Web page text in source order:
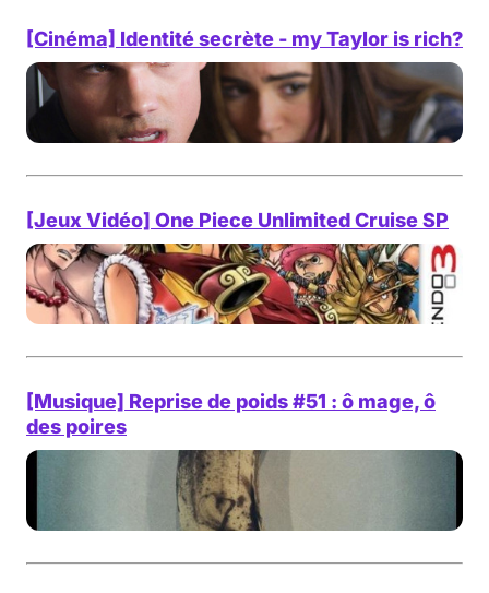
[Cinéma] Identité secrète - my Taylor is rich?
[Jeux Vidéo] One Piece Unlimited Cruise SP
[Musique] Reprise de poids #51 : ô mage, ô
des poires